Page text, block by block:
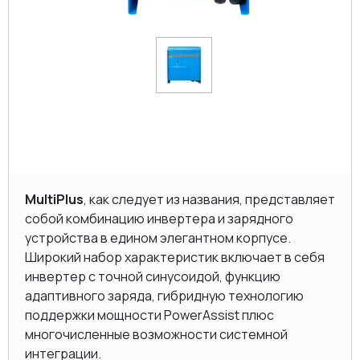
MultiPlus, как следует из названия, представляет
собой комбинацию инвертера и зарядного
устройства в едином элегантном корпусе.
Широкий набор характеристик включает в себя
инвертер с точной синусоидой, функцию
адаптивного заряда, гибридную технологию
поддержки мощности PowerAssist плюс
многочисленные возможности системной
интеграции.